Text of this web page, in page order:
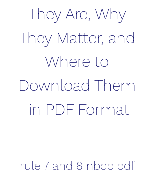
They Are, Why
They Matter, and
Where to
Download Them
in PDF Format
rule 7 and 8 nbcp pdf